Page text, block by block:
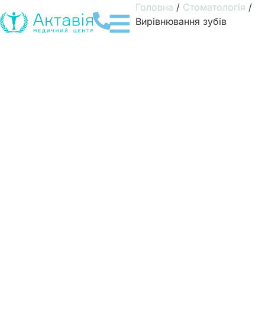
Головна / Стоматологія /
Вирівнювання зубів